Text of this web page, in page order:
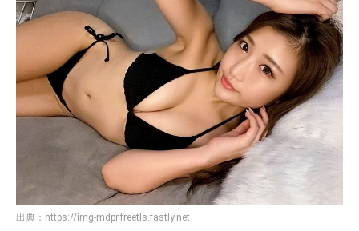
出典： https://img-mdpr.freetls.fastly.net